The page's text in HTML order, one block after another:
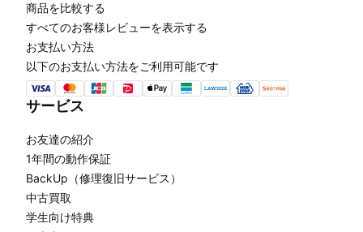
商品を比較する
すべてのお客様レビューを表示する
お支払い方法
以下のお支払い方法をご利用可能です
サービス
お友達の紹介
1年間の動作保証
BackUp（修理復旧サービス）
中古買取
学生向け特典